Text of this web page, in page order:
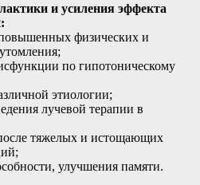
и усиления эффекта
повышенных физических и
по гипотоническому
этиологии;
лучевой терапии в
тяжелых и истощающих
улучшения памяти.